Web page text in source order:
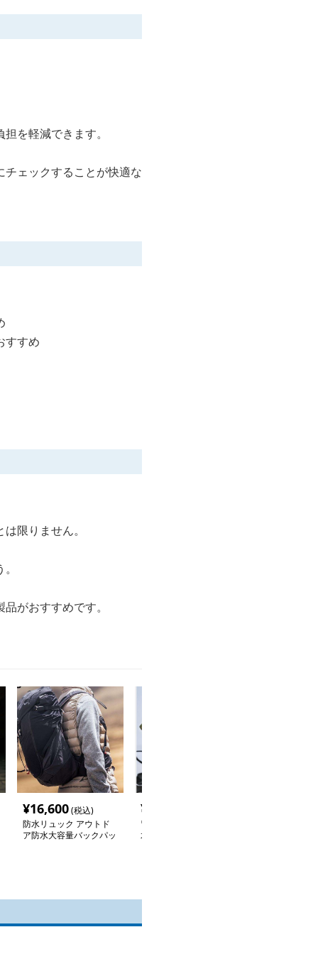
を軽減できます。
ェックすることが快適な
すすめ
限りません。
がおすすめです。
¥16,600(税込)
防水リュック アウトド
ア防水大容量バックパッ
¥
冒険家のための多機能防
水リュック